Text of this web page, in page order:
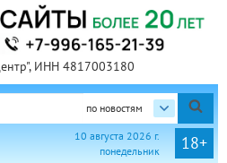
ИНН 4817003180
по новостям
18+
10 августа 2026 г.
понедельник